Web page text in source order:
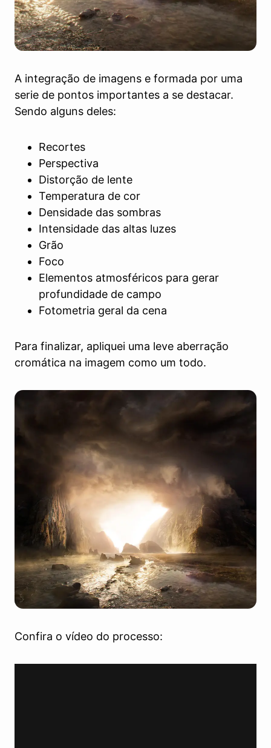
A integração de imagens e formada por uma
serie de pontos importantes a se destacar.
Sendo alguns deles:
Recortes
Perspectiva
Distorção de lente
Temperatura de cor
Densidade das sombras
Intensidade das altas luzes
Grão
Foco
Elementos atmosféricos para gerar
profundidade de campo
Fotometria geral da cena
Para finalizar, apliquei uma leve aberração
cromática na imagem como um todo.
Confira o vídeo do processo: